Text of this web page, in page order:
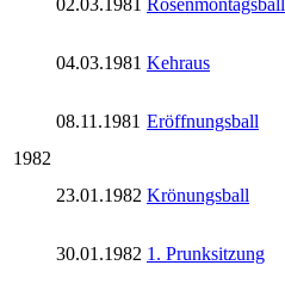
02.03.1981 Rosenmontagsball
04.03.1981 Kehraus
08.11.1981 Eröffnungsball
1982
23.01.1982 Krönungsball
30.01.1982 1. Prunksitzung